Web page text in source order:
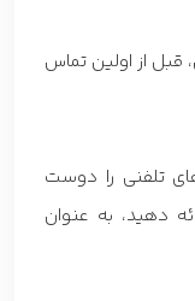
قبل از اولین تماس
تلفنی را دوست
دهید، به عنوان